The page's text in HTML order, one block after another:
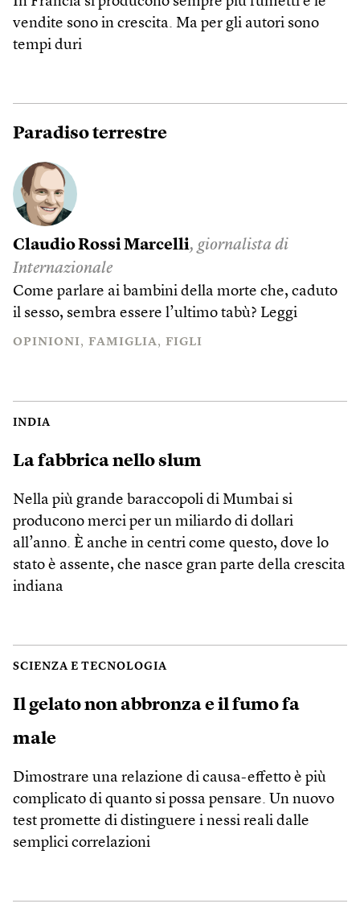
vendite sono in crescita. Ma per gli autori sono
tempi duri
Paradiso terrestre
Claudio Rossi Marcelli, giornalista di
Internazionale
Come parlare ai bambini della morte che, caduto
il sesso, sembra essere l’ultimo tabù? Leggi
OPINIONI FAMIGLIA FIGLI
INDIA
La fabbrica nello slum
Nella più grande baraccopoli di Mumbai si
producono merci per un miliardo di dollari
all’anno. È anche in centri come questo, dove lo
stato è assente, che nasce gran parte della crescita
indiana
SCIENZA E TECNOLOGIA
Il gelato non abbronza e il fumo fa
male
Dimostrare una relazione di causa-effetto è più
complicato di quanto si possa pensare. Un nuovo
test promette di distinguere i nessi reali dalle
semplici correlazioni